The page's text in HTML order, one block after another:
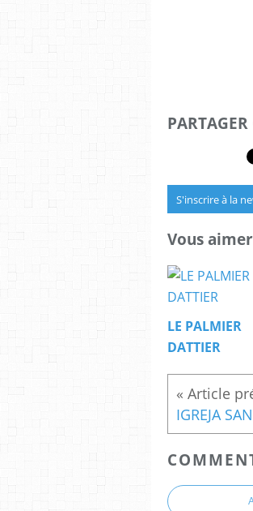
PARTAGER
S'inscrire à la
Vous
LE PALMIER
DATTIER